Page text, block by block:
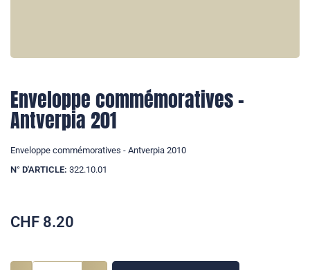
Enveloppe commémoratives -
Antverpia 201
Enveloppe commémoratives - Antverpia 2010
N° D'ARTICLE: 322.10.01
CHF 8.20